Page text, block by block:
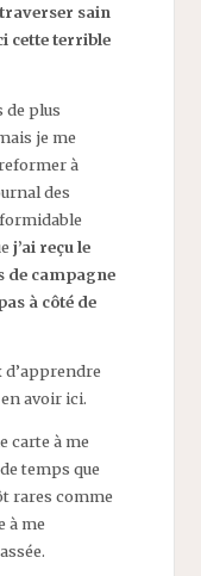
sain
cette terrible
de plus
je me
à
des
formidable
j’ai reçu le
de campagne
à côté de
d’apprendre
avoir ici.
carte à me
temps que
rares comme
à me